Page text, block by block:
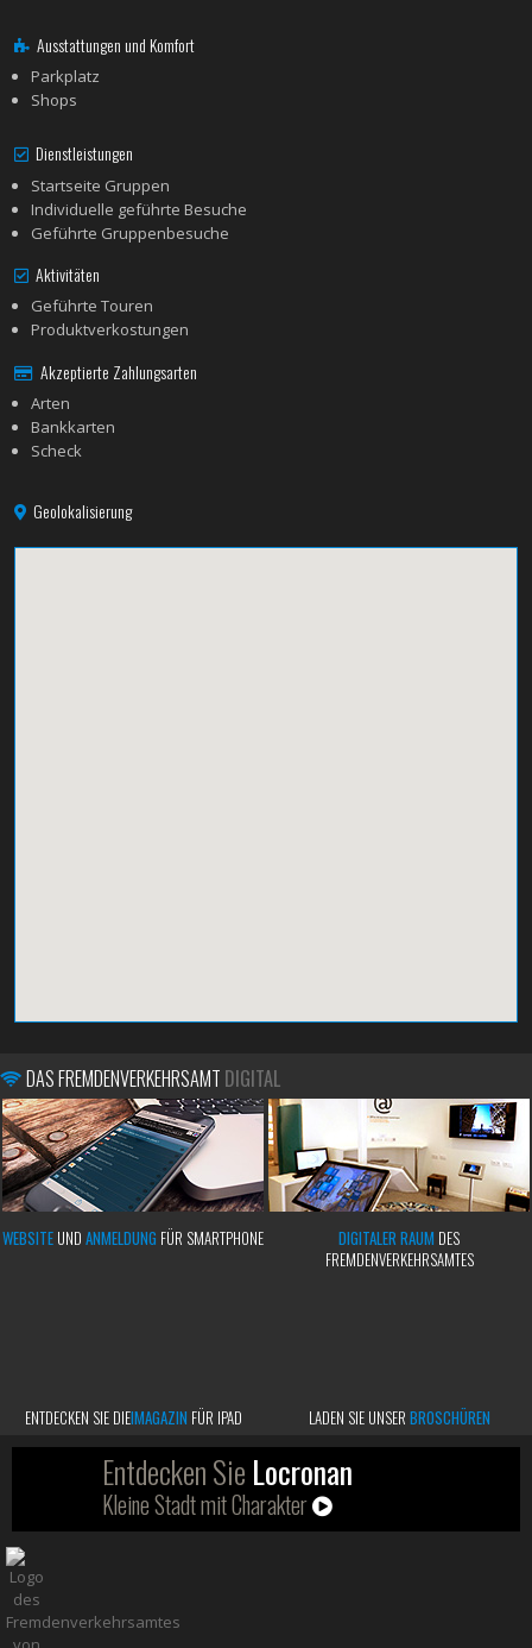
Ausstattungen und Komfort
Parkplatz
Shops
Dienstleistungen
Startseite Gruppen
Individuelle geführte Besuche
Geführte Gruppenbesuche
Aktivitäten
Geführte Touren
Produktverkostungen
Akzeptierte Zahlungsarten
Arten
Bankkarten
Scheck
Geolokalisierung
DAS FREMDENVERKEHRSAMT DIGITAL
WEBSITE UND ANMELDUNG FÜR SMARTPHONE DIGITALER RAUM DES
FREMDENVERKEHRSAMTES
ENTDECKEN SIE DIEIMAGAZIN FÜR IPAD LADEN SIE UNSER BROSCHÜREN
Entdecken Sie Locronan
Kleine Stadt mit Charakter